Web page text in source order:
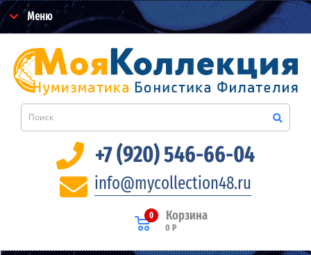
Меню
+7 (920) 546-66-04
info@mycollection48.ru
Корзина
0
0 Р